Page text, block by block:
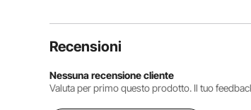
Recensioni
Nessuna recensione cliente
Valuta per primo questo prodotto. Il tuo